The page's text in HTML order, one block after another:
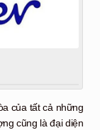
của tất cả những
cũng là đại diện